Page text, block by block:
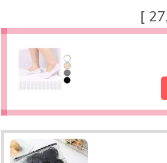
[